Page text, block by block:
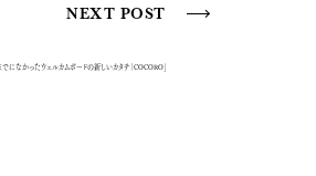
NEXT POST